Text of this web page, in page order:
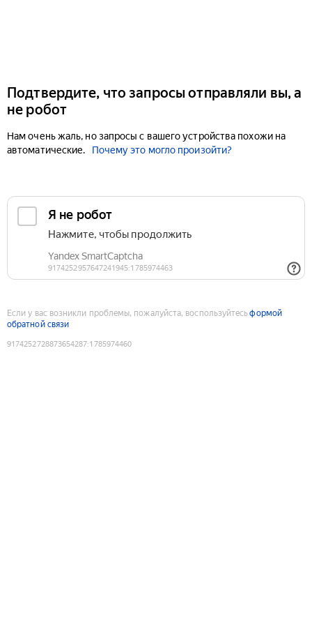
Подтвердите, что запросы отправляли вы, а
не робот
Нам очень жаль, но запросы с вашего устройства похожи на
автоматические.
Почему это могло произойти?
Если у вас возникли проблемы, пожалуйста, воспользуйтесьформой
обратной связи
9174252728873654287:1785974460